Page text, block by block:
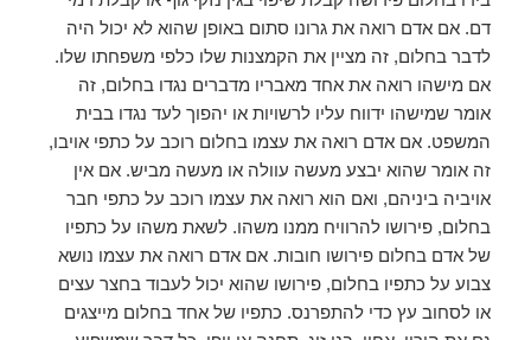
דם. אם אדם רואה את גרונו סתום באופן שהוא לא יכול היה
לדבר בחלום, זה מציין את הקמצנות שלו כלפי משפחתו שלו.
אם מישהו רואה את אחד מאבריו מדברים נגדו בחלום, זה
אומר שמישהו ידווח עליו לרשויות או יהפוך לעד נגדו בבית
המשפט. אם אדם רואה את עצמו בחלום רוכב על כתפי אויבו,
זה אומר שהוא יבצע מעשה עוולה או מעשה מביש. אם אין
אויביה ביניהם, ואם הוא רואה את עצמו רוכב על כתפי חבר
בחלום, פירושו להרוויח ממנו משהו. לשאת משהו על כתפיו
של אדם בחלום פירושו חובות. אם אדם רואה את עצמו נושא
צבוע על כתפיו בחלום, פירושו שהוא יכול לעבוד בחצר עצים
או לסחוב עץ כדי להתפרנס. כתפיו של אחד בחלום מייצגים